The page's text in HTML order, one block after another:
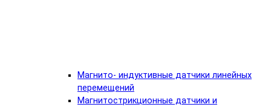
Магнито- индуктивные датчики линейных
перемещений
Магнитострикционные датчики и